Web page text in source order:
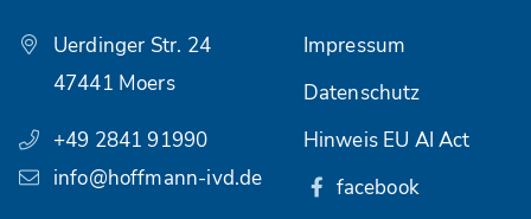
Uerdinger Str. 24
47441 Moers
+49 2841 91990
info@hoffmann-ivd.de
Impressum
Datenschutz
Hinweis EU AI Act
facebook